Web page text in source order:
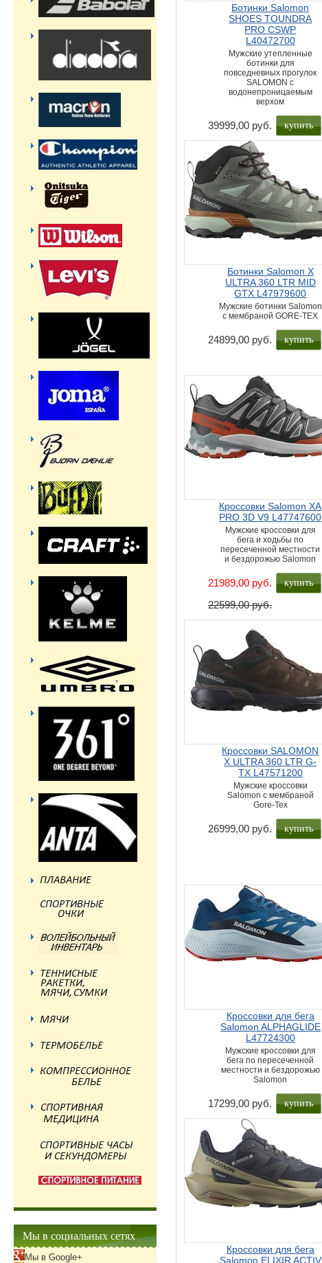
Ботинки Salomon
SHOES TOUNDRA
PRO CSWP
L40472700
Мужские утепленные
ботинки для
повседневных прогулок
SALOMON с
водонепроницаемым
верхом
39999,00 руб. купить
Ботинки Salomon X
ULTRA 360 LTR MID
GTX L47979600
Мужские ботинки Salomon
с мембраной GORE-TEX
24899,00 руб. купить
Кроссовки Salomon XA
PRO 3D V9 L47747600
Мужские кроссовки для
бега и ходьбы по
пересеченной местности
и бездорожью Salomon
21989,00 руб.
22599,00 руб.
купить
Кроссовки SALOMON
X ULTRA 360 LTR G-
TX L47571200
Мужские кроссовки
Salomon с мембраной
Gore-Tex
26999,00 руб. купить
Кроссовки для бега
Salomon ALPHAGLIDE
L47724300
Мужские кроссовки для
бега по пересеченной
местности и бездорожью
Salomon
17299,00 руб. купить
Кроссовки для бега
Salomon ELIXIR ACTIV
Мы в социальных сетях
Мы в Google+